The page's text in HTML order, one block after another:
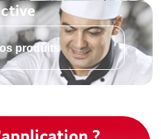
produits